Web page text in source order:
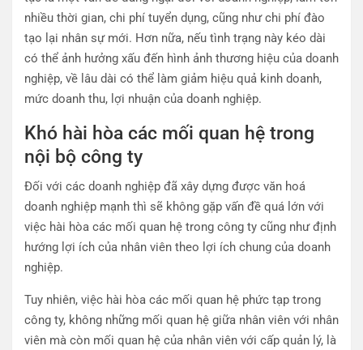
nhiều thời gian, chi phí tuyển dụng, cũng như chi phí đào
tạo lại nhân sự mới. Hơn nữa, nếu tình trạng này kéo dài
có thể ảnh hưởng xấu đến hình ảnh thương hiệu của doanh
nghiệp, về lâu dài có thể làm giảm hiệu quả kinh doanh,
mức doanh thu, lợi nhuận của doanh nghiệp.
Khó hài hòa các mối quan hệ trong
nội bộ công ty
Đối với các doanh nghiệp đã xây dựng được văn hoá
doanh nghiệp mạnh thì sẽ không gặp vấn đề quá lớn với
việc hài hòa các mối quan hệ trong công ty cũng như định
hướng lợi ích của nhân viên theo lợi ích chung của doanh
nghiệp.
Tuy nhiên, việc hài hòa các mối quan hệ phức tạp trong
công ty, không những mối quan hệ giữa nhân viên với nhân
viên mà còn mối quan hệ của nhân viên với cấp quản lý, là